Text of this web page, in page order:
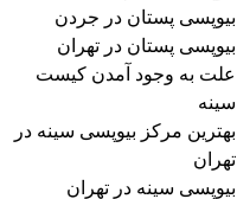
بیوپسی پستان در جردن
بیوپسی پستان در تهران
علت به وجود آمدن کیست
سینه
بهترین مرکز بیوپسی سینه در
تهران
بیوپسی سینه در تهران